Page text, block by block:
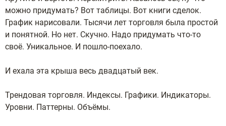
можно придумать? Вот таблицы. Вот книги сделок.
График нарисовали. Тысячи лет торговля была простой
и понятной. Но нет. Скучно. Надо придумать что-то
своё. Уникальное. И пошло-поехало.
И ехала эта крыша весь двадцатый век.
Трендовая торговля. Индексы. Графики. Индикаторы.
Уровни. Паттерны. Объёмы.